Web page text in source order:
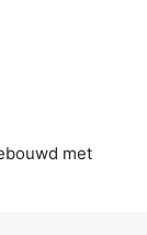
met